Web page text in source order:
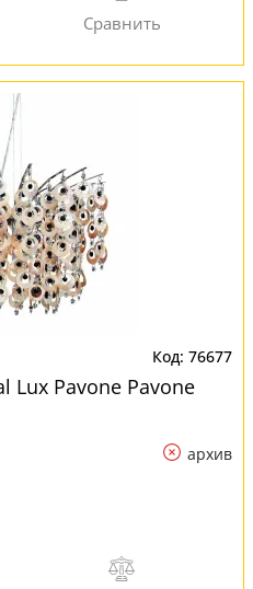
76677
Lux Pavone Pavone
архив